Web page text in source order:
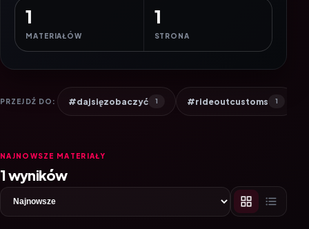
1
MATERIAŁÓW
1
STRONA
PRZEJDŹ DO: #dajsięzobaczyć 1 #rideoutcustoms 1
NAJNOWSZE MATERIAŁY
1 wyników